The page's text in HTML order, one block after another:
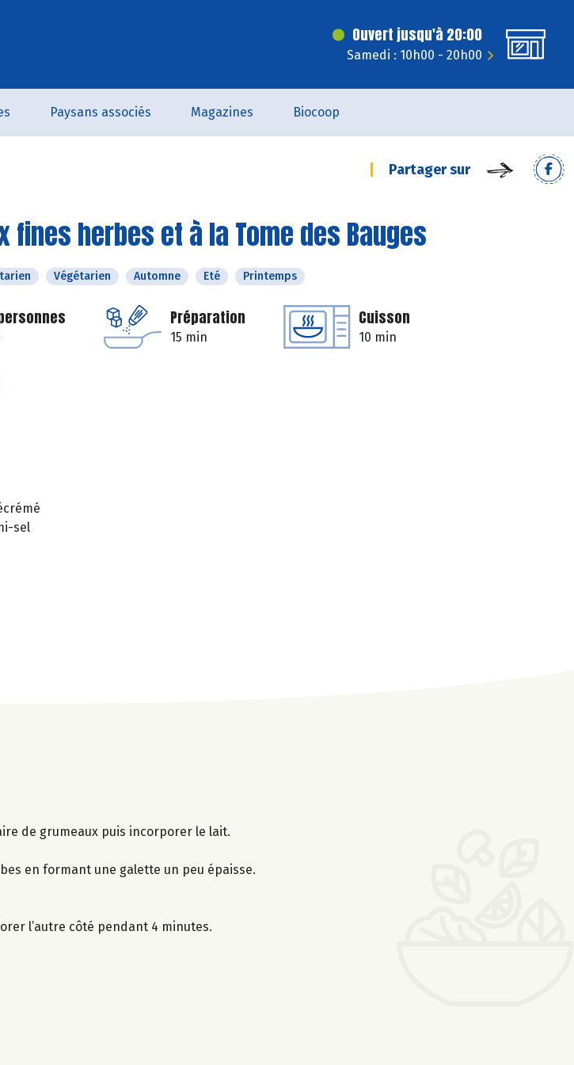
Ouvert jusqu'à 20:00
Samedi : 10h00 - 20h00
Paysans associés Magazines Biocoop
Partager sur
fines herbes et à la Tome des Bauges
Végétarien Automne Eté Printemps
Préparation
15 min
Cuisson
10 min
sel
de grumeaux puis incorporer le lait.
en formant une galette un peu épaisse.
l’autre côté pendant 4 minutes.